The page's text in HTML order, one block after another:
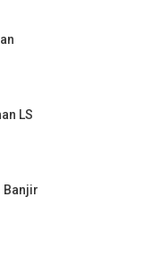
LS
Banjir